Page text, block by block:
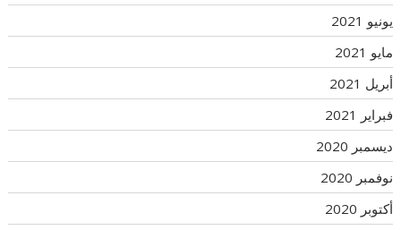
يونيو 2021
مايو 2021
أبريل 2021
فبراير 2021
ديسمبر 2020
نوفمبر 2020
أكتوبر 2020